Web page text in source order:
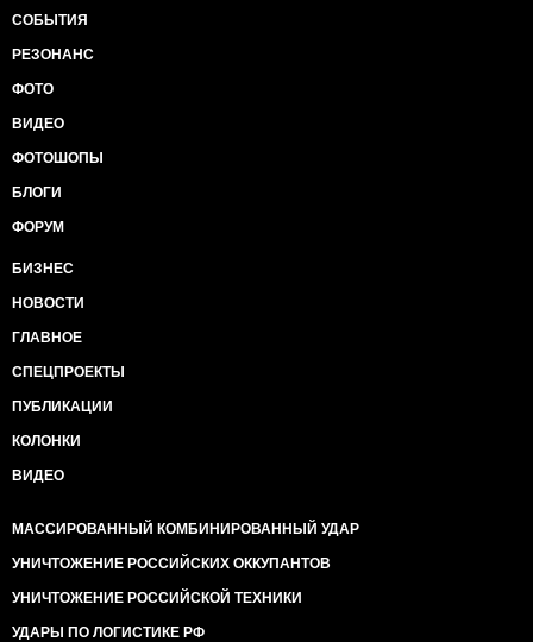
СОБЫТИЯ
РЕЗОНАНС
ФОТО
ВИДЕО
ФОТОШОПЫ
БЛОГИ
ФОРУМ
БИЗНЕС
НОВОСТИ
ГЛАВНОЕ
СПЕЦПРОЕКТЫ
ПУБЛИКАЦИИ
КОЛОНКИ
ВИДЕО
МАССИРОВАННЫЙ КОМБИНИРОВАННЫЙ УДАР
УНИЧТОЖЕНИЕ РОССИЙСКИХ ОККУПАНТОВ
УНИЧТОЖЕНИЕ РОССИЙСКОЙ ТЕХНИКИ
УДАРЫ ПО ЛОГИСТИКЕ РФ